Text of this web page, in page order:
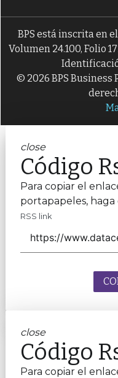
BPS está inscrita en
Volumen 24.100, Folio
© 2026 BPS Business
close
Código
Para copiar el
portapapeles,
RSS link
close
Código
Para copiar el